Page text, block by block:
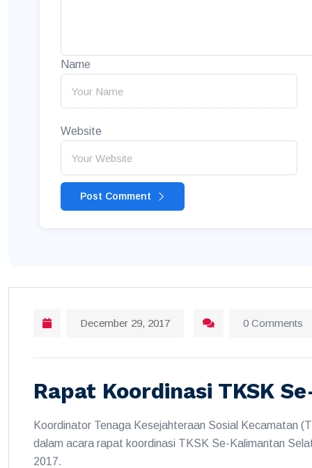
Name
Website
Post Comment
December 29, 2017 0 Comments
Rapat Koordinasi TKSK
Koordinator Tenaga Kesejahteraan Sosial Kecamatan
dalam acara rapat koordinasi TKSK Se-Kalimantan
2017.